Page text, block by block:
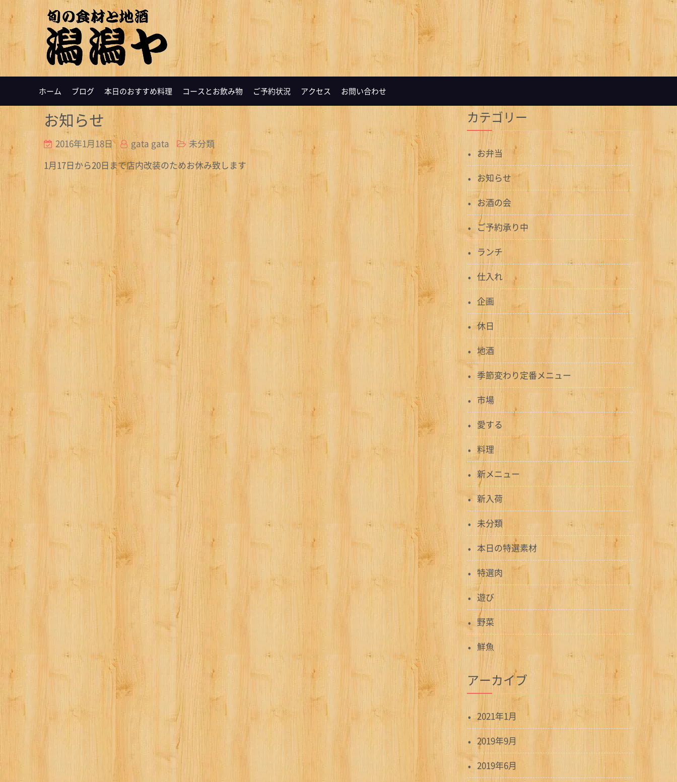
ホーム ブログ 本日のおすすめ料理 コースとお飲み物 ご予約状況 アクセス お問い合わせ
お知らせ
2016年1月18日 gata gata
未分類
1月17日から20日まで店内改装のためお休み致します
カテゴリー
お弁当
お知らせ
お酒の会
ご予約承り中
ランチ
仕入れ
企画
休日
地酒
季節変わり定番メニュー
市場
愛する
料理
新メニュー
新入荷
未分類
本日の特選素材
特選肉
遊び
野菜
鮮魚
アーカイブ
2021年1月
2019年9月
2019年6月